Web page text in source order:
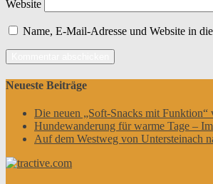
Website
Name, E-Mail-Adresse und Website in
Neueste Beiträge
Die neuen „Soft-Snacks mit Funktion“
Hundewanderung für warme Tage –
Auf dem Westweg von Untersteinach